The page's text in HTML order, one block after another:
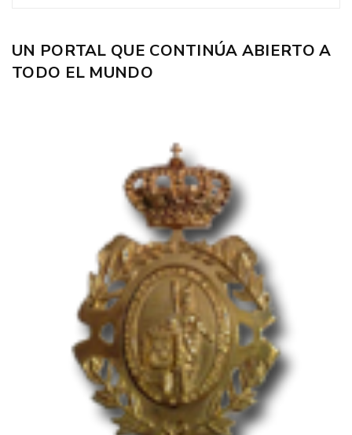
UN PORTAL QUE CONTINÚA ABIERTO A
TODO EL MUNDO